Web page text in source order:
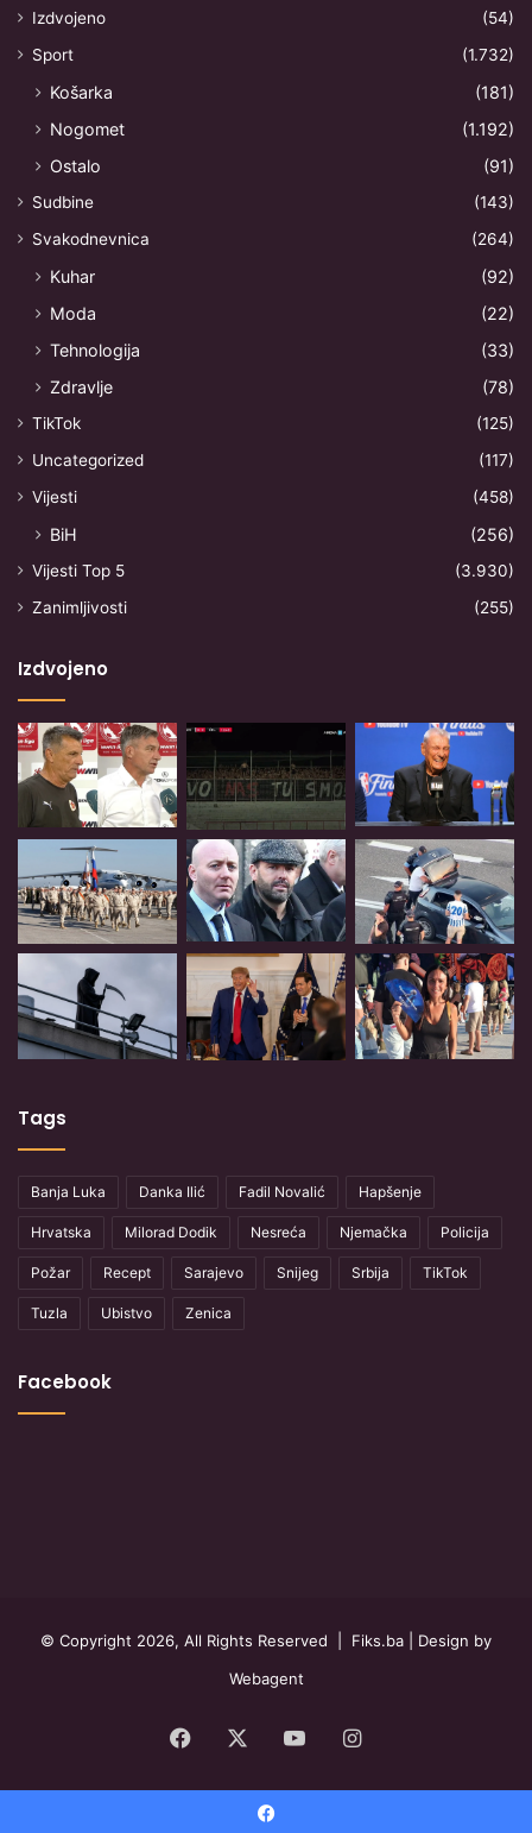
Izdvojeno
(54)
Sport
(1.732)
Košarka
(181)
Nogomet
(1.192)
Ostalo
(91)
Sudbine
(143)
Svakodnevnica
(264)
Kuhar
(92)
Moda
(22)
Tehnologija
(33)
Zdravlje
(78)
TikTok
(125)
Uncategorized
(117)
Vijesti
(458)
BiH (256)
Vijesti Top 5
(3.930)
Zanimljivosti
(255)
Izdvojeno
Tags
Banja Luka Danka Ilić Fadil Novalić Hapšenje
Hrvatska Milorad Dodik Nesreća Njemačka Policija
Požar Recept Sarajevo Snijeg Srbija TikTok
Tuzla Ubistvo Zenica
Facebook
© Copyright 2026, All Rights Reserved | Fiks.ba | Design by
Webagent
Facebook YouTubeInstagram